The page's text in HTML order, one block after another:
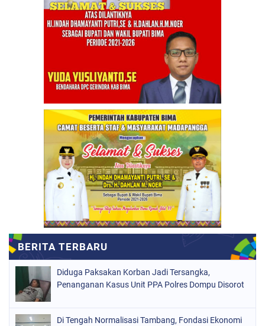
Diduga Paksakan Korban Jadi Tersangka,
Penanganan Kasus Unit PPA Polres Dompu Disorot
Di Tengah Normalisasi Tambang, Fondasi Ekonomi